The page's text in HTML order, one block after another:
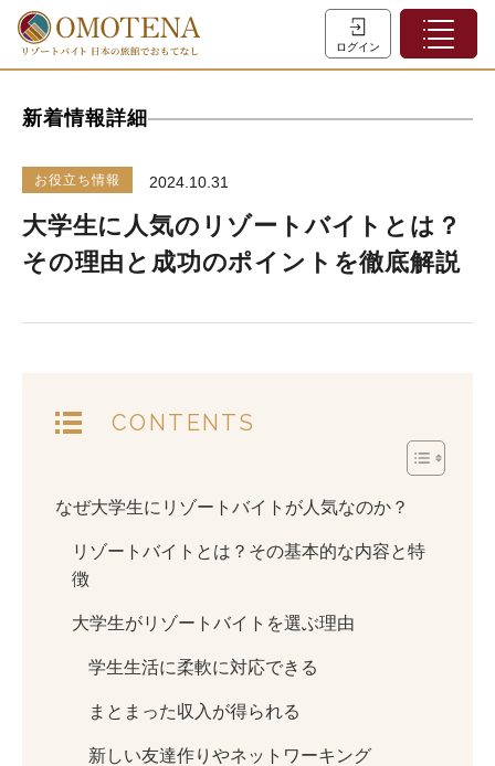
ログイン
ホーム
特集一覧
主な職種
初めての方へ
お問い合わせ
【TEL受付】9:30～18:00 土日・祝日定休
新着情報詳細
お役立ち情報 2024.10.31
大学生に人気のリゾートバイトとは？
その理由と成功のポイントを徹底解説
CONTENTS
なぜ大学生にリゾートバイトが人気なのか？
リゾートバイトとは？その基本的な内容と特
徴
大学生がリゾートバイトを選ぶ理由
学生生活に柔軟に対応できる
まとまった収入が得られる
新しい友達作りやネットワーキング